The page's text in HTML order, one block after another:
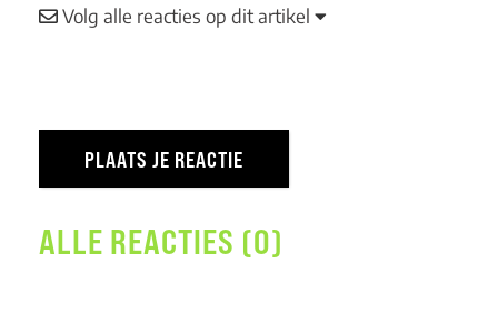
Volg alle reacties op dit artikel
ALLE REACTIES (0)